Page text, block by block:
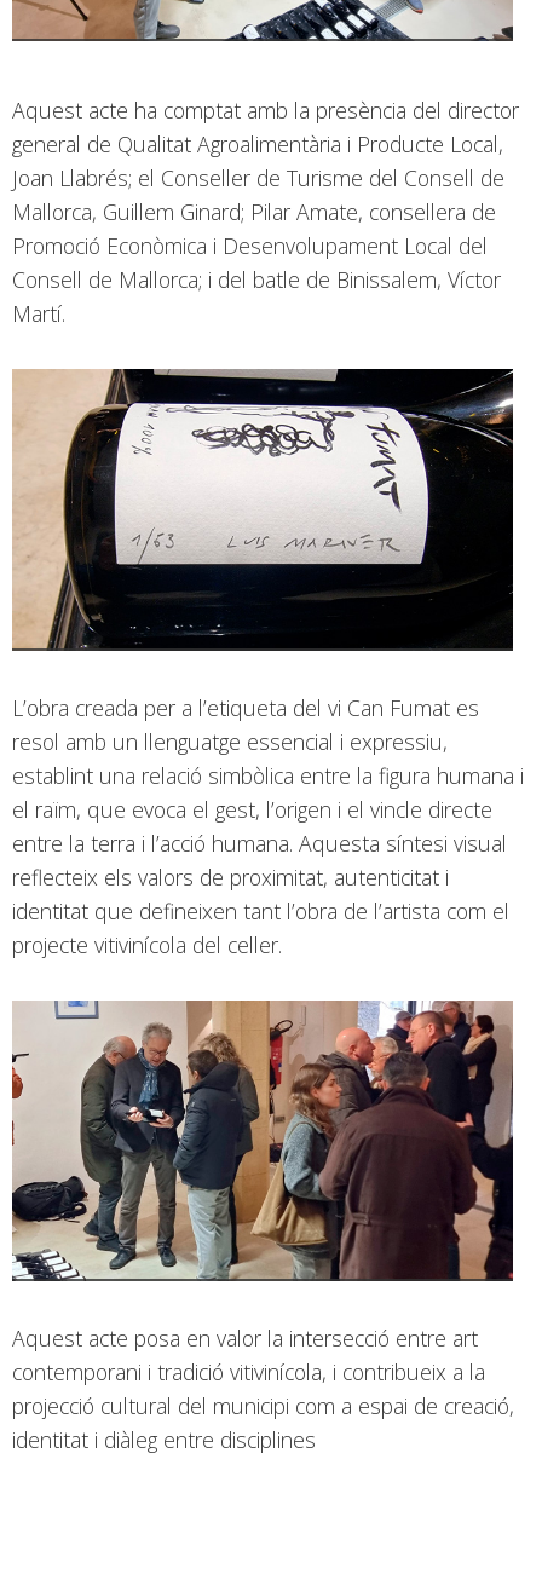
Aquest acte ha comptat amb la presència del director
general de Qualitat Agroalimentària i Producte Local,
Joan Llabrés; el Conseller de Turisme del Consell de
Mallorca, Guillem Ginard; Pilar Amate, consellera de
Promoció Econòmica i Desenvolupament Local del
Consell de Mallorca; i del batle de Binissalem, Víctor
Martí.
L’obra creada per a l’etiqueta del vi Can Fumat es
resol amb un llenguatge essencial i expressiu,
establint una relació simbòlica entre la figura humana i
el raïm, que evoca el gest, l’origen i el vincle directe
entre la terra i l’acció humana. Aquesta síntesi visual
reflecteix els valors de proximitat, autenticitat i
identitat que defineixen tant l’obra de l’artista com el
projecte vitivinícola del celler.
Aquest acte posa en valor la intersecció entre art
contemporani i tradició vitivinícola, i contribueix a la
projecció cultural del municipi com a espai de creació,
identitat i diàleg entre disciplines